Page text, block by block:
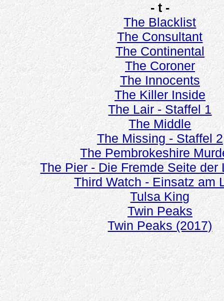
- t -
The Blacklist
The Consultant
The Continental
The Coroner
The Innocents
The Killer Inside
The Lair - Staffel 1
The Middle
The Missing - Staffel 2
The Pembrokeshire
The Pier - Die Fremde Seite der
Third Watch - Einsatz am
Tulsa King
Twin Peaks
Twin Peaks (2017)